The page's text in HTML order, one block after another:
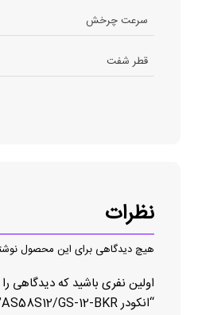
سرعت چرخش
قطر شفت
نظرات
هیچ دیدگاهی برای این محصول
اولین نفری باشید که دیدگاهی
“انکودر AS58S12/GS-12-BKR”